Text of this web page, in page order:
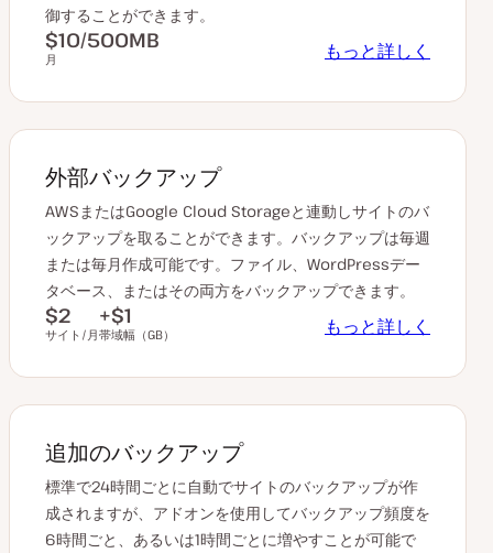
御することができます。
$10/500MB
月 もっと詳しく
外部バックアップ
AWSまたはGoogle Cloud Storageと連動しサイトのバ
ックアップを取ることができます。バックアップは毎週
または毎月作成可能です。ファイル、WordPressデー
タベース、またはその両方をバックアップできます。
$2
サイト/月
+$1
帯域幅（GB） もっと詳しく
追加のバックアップ
標準で24時間ごとに自動でサイトのバックアップが作
成されますが、アドオンを使用してバックアップ頻度を
6時間ごと、あるいは1時間ごとに増やすことが可能で